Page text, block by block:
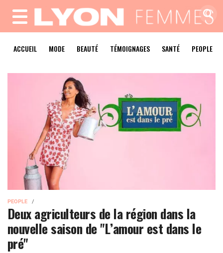
MENU
ACCUEIL MODE BEAUTÉ TÉMOIGNAGES SANTÉ PEOPLE
PEOPLE
Deux agriculteurs de la région dans la
nouvelle saison de "L’amour est dans le
pré"